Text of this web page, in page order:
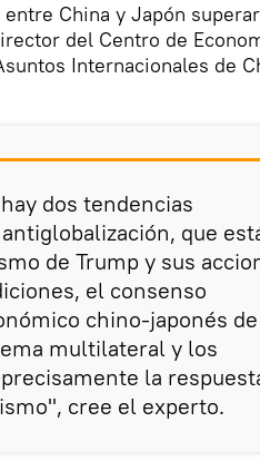
China y Japón
del Centro de
Internacionales de
dos tendencias
que
de Trump y sus
el consenso
chino-japonés
multilateral y los
la
cree el experto.